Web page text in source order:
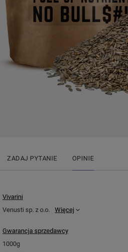
ZADAJ PYTANIE OPINIE
Vivarini
Venusti sp. z o.o. Więcej
Gwarancja sprzedawcy
1000g